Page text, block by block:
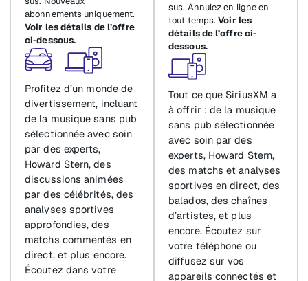
abonnements uniquement.
Voir les détails de l’offre
ci-dessous.
Profitez d’un monde de
divertissement, incluant
de la musique sans pub
sélectionnée avec soin
par des experts,
Howard Stern, des
discussions animées
par des célébrités, des
analyses sportives
approfondies, des
matchs commentés en
direct, et plus encore.
Écoutez dans votre
sus. Annulez en ligne en
tout temps.Voir les
détails de l’offre ci-
dessous.
Tout ce que SiriusXM a
à offrir : de la musique
sans pub sélectionnée
avec soin par des
experts, Howard Stern,
des matchs et analyses
sportives en direct, des
balados, des chaînes
d’artistes, et plus
encore. Écoutez sur
votre téléphone ou
diffusez sur vos
appareils connectés et